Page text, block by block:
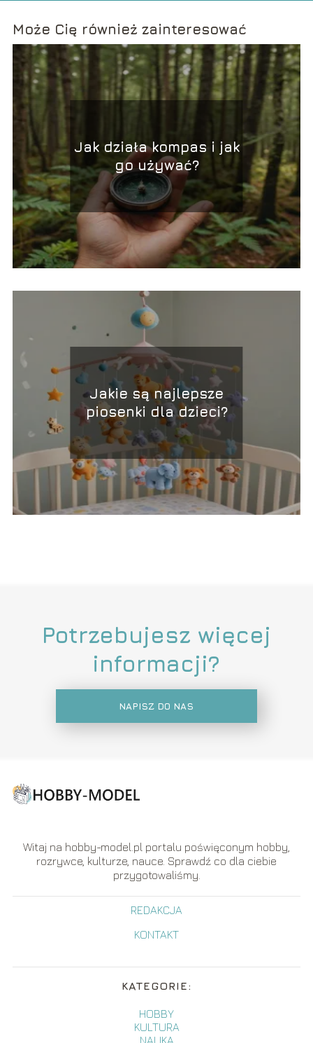
Może Cię również zainteresować
Jak działa kompas i jak
go używać?
Jakie są najlepsze
piosenki dla dzieci?
Potrzebujesz więcej
informacji?
NAPISZ DO NAS
Witaj na hobby-model.pl portalu poświęconym hobby,
rozrywce, kulturze, nauce. Sprawdź co dla ciebie
przygotowaliśmy.
REDAKCJA
KONTAKT
KATEGORIE:
HOBBY
KULTURA
NAUKA